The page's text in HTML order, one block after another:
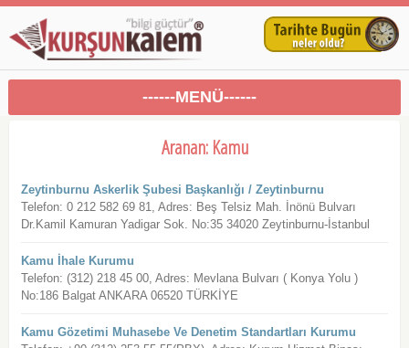
------MENÜ------
Aranan: Kamu
Zeytinburnu Askerlik Şubesi Başkanlığı / Zeytinburnu
Telefon: 0 212 582 69 81, Adres: Beş Telsiz Mah. İnönü Bulvarı
Dr.Kamil Kamuran Yadigar Sok. No:35 34020 Zeytinburnu-İstanbul
Kamu İhale Kurumu
Telefon: (312) 218 45 00, Adres: Mevlana Bulvarı ( Konya Yolu )
No:186 Balgat ANKARA 06520 TÜRKİYE
Kamu Gözetimi Muhasebe Ve Denetim Standartları Kurumu